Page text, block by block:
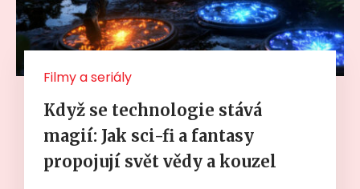
Filmy a seriály
Když se technologie stává
magií: Jak sci-fi a fantasy
propojují svět vědy a kouzel